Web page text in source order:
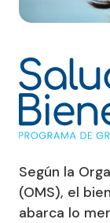
Según la
(OMS), el
abarca lo